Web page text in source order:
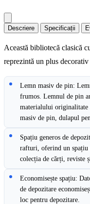
Descriere Specificații
Această bibliotecă clasică
reprezintă un plus
Lemn masiv de pin:
frumos. Lemnul de pin
materialului originalitate
masiv de pin, dulapul
Spațiu generos de
rafturi, oferind un spațiu
colecția de cărți, reviste
Economisește spațiu:
de depozitare
loc pentru depozitare.